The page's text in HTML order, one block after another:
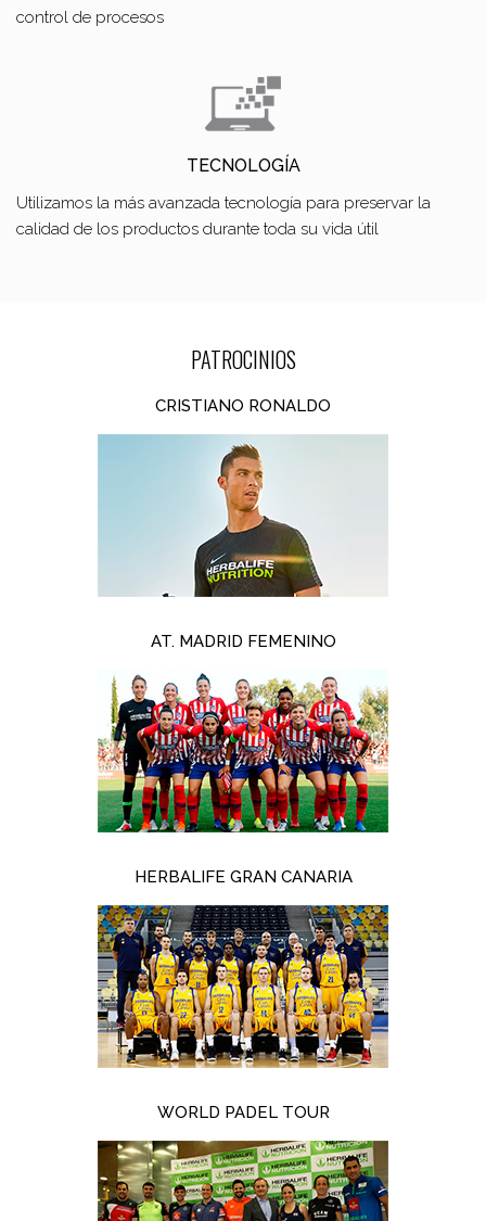
control de procesos
TECNOLOGÍA
Utilizamos la más avanzada tecnología para preservar la
calidad de los productos durante toda su vida útil
PATROCINIOS
CRISTIANO RONALDO
AT. MADRID FEMENINO
HERBALIFE GRAN CANARIA
WORLD PADEL TOUR